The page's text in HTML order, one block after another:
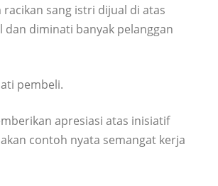
sang istri dijual di atas
diminati banyak pelanggan
pembeli.
apresiasi atas inisiatif
contoh nyata semangat kerja